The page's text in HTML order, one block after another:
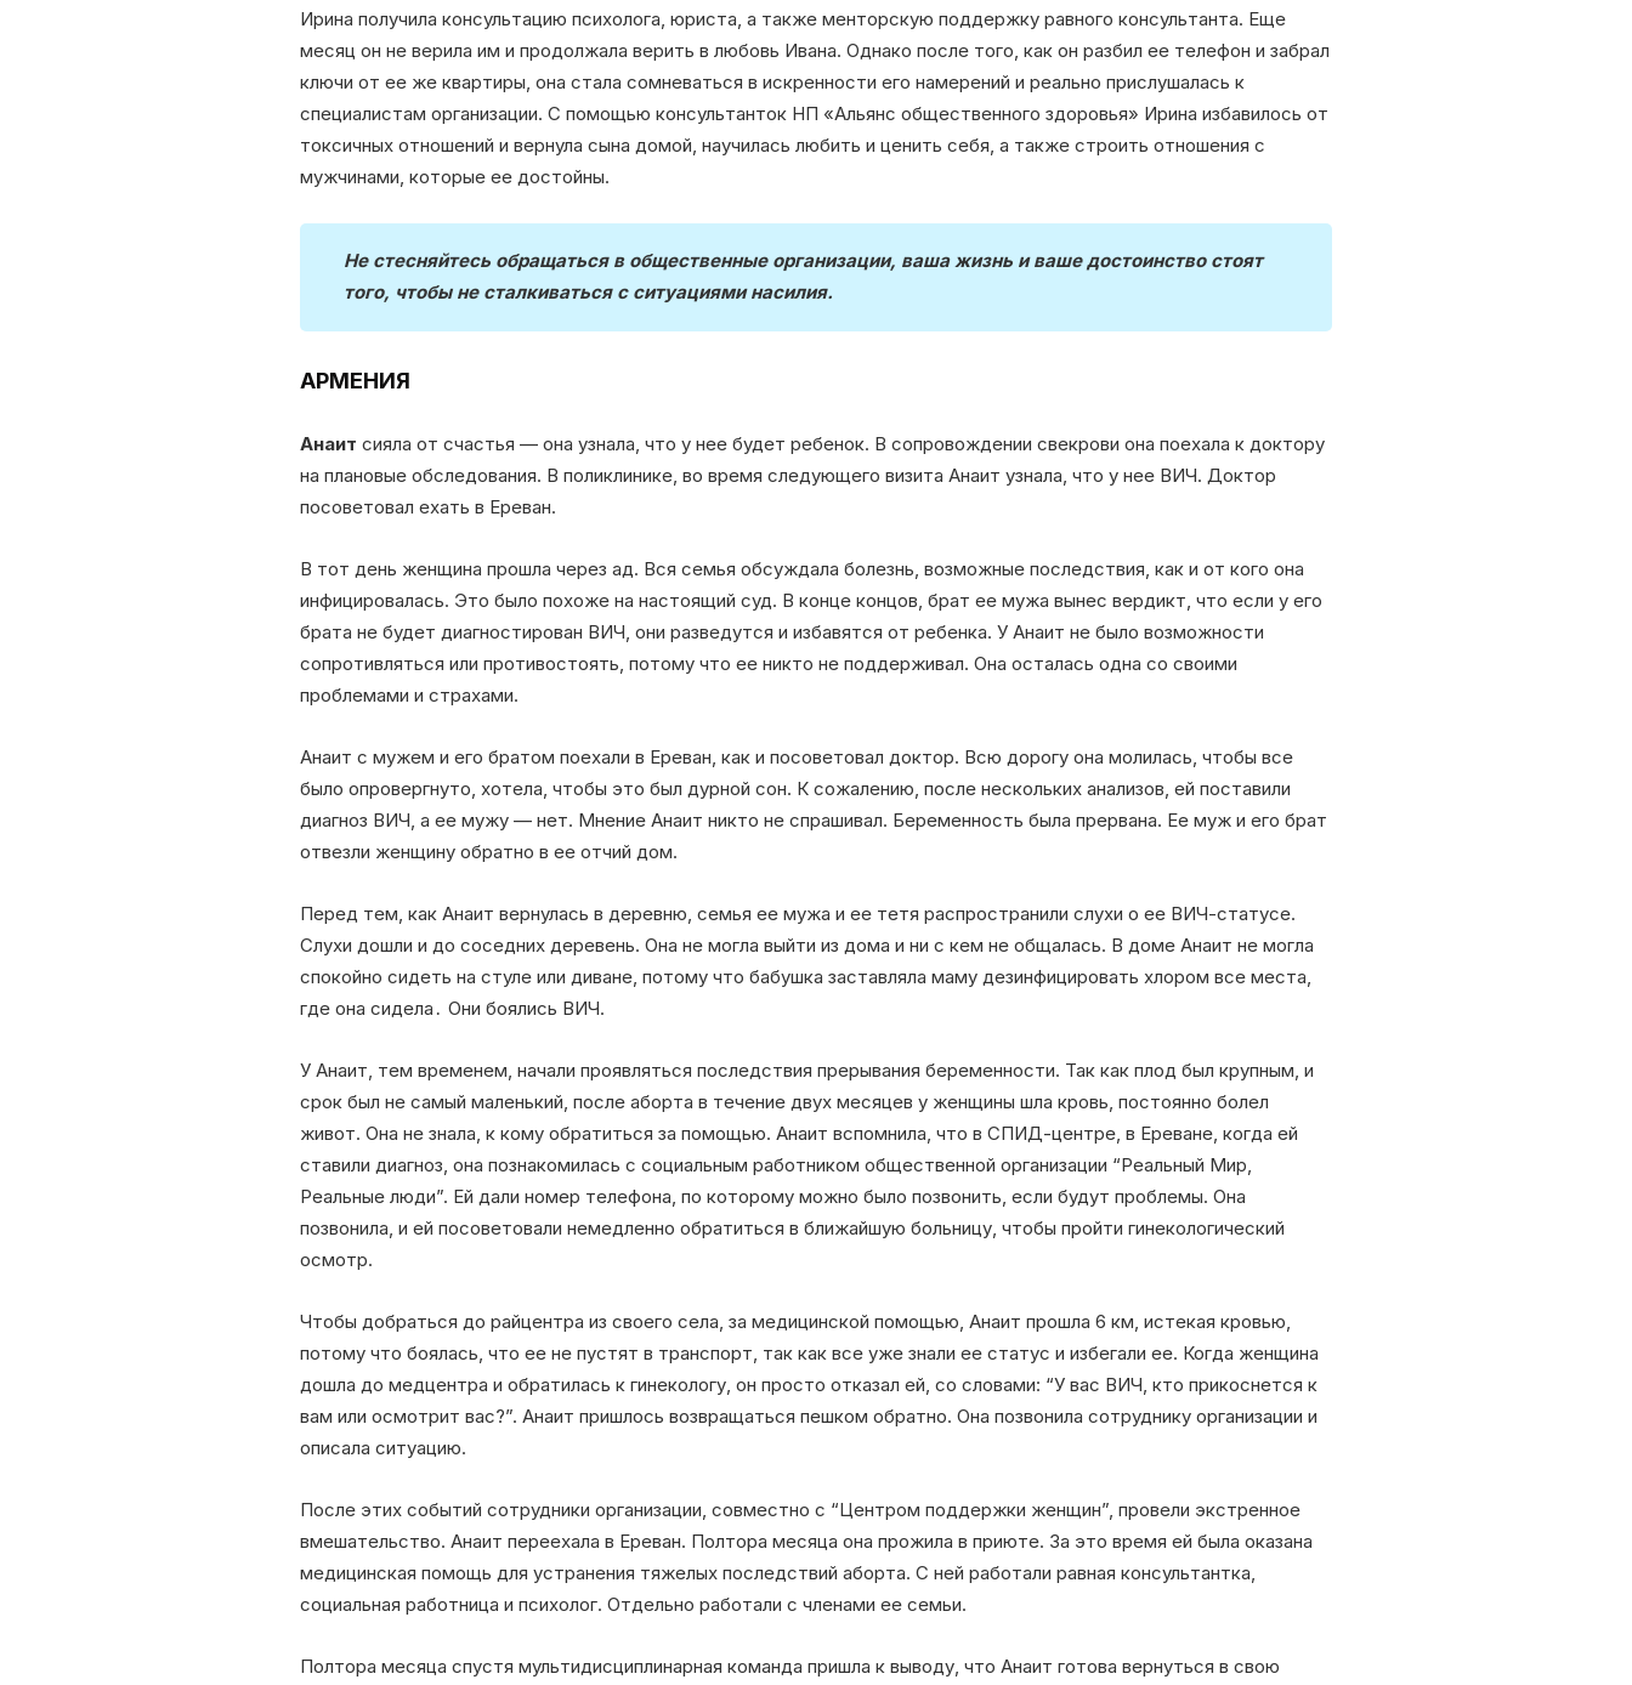
Ирина получила консультацию психолога, юриста, а также менторскую поддержку равного консультанта. Еще
месяц он не верила им и продолжала верить в любовь Ивана. Однако после того, как он разбил ее телефон и забрал
ключи от ее же квартиры, она стала сомневаться в искренности его намерений и реально прислушалась к
специалистам организации. С помощью консультанток НП «Альянс общественного здоровья» Ирина избавилось от
токсичных отношений и вернула сына домой, научилась любить и ценить себя, а также строить отношения с
мужчинами, которые ее достойны.
Не стесняйтесь обращаться в общественные организации, ваша жизнь и ваше достоинство стоят
того, чтобы не сталкиваться с ситуациями насилия.
АРМЕНИЯ
Анаит сияла от счастья — она узнала, что у нее будет ребенок. В сопровождении свекрови она поехала к доктору
на плановые обследования. В поликлинике, во время следующего визита Анаит узнала, что у нее ВИЧ. Доктор
посоветовал ехать в Ереван.
В тот день женщина прошла через ад. Вся семья обсуждала болезнь, возможные последствия, как и от кого она
инфицировалась. Это было похоже на настоящий суд. В конце концов, брат ее мужа вынес вердикт, что если у его
брата не будет диагностирован ВИЧ, они разведутся и избавятся от ребенка. У Анаит не было возможности
сопротивляться или противостоять, потому что ее никто не поддерживал. Она осталась одна со своими
проблемами и страхами.
Анаит с мужем и его братом поехали в Ереван, как и посоветовал доктор. Всю дорогу она молилась, чтобы все
было опровергнуто, хотела, чтобы это был дурной сон. К сожалению, после нескольких анализов, ей поставили
диагноз ВИЧ, а ее мужу — нет. Мнение Анаит никто не спрашивал. Беременность была прервана. Ее муж и его брат
отвезли женщину обратно в ее отчий дом.
Перед тем, как Анаит вернулась в деревню, семья ее мужа и ее тетя распространили слухи о ее ВИЧ-статусе.
Слухи дошли и до соседних деревень. Она не могла выйти из дома и ни с кем не общалась. В доме Анаит не могла
спокойно сидеть на стуле или диване, потому что бабушка заставляла маму дезинфицировать хлором все места,
где она сидела․ Они боялись ВИЧ.
У Анаит, тем временем, начали проявляться последствия прерывания беременности. Так как плод был крупным, и
срок был не самый маленький, после аборта в течение двух месяцев у женщины шла кровь, постоянно болел
живот. Она не знала, к кому обратиться за помощью. Анаит вспомнила, что в СПИД-центре, в Ереване, когда ей
ставили диагноз, она познакомилась с социальным работником общественной организации “Реальный Мир,
Реальные люди”. Ей дали номер телефона, по которому можно было позвонить, если будут проблемы. Она
позвонила, и ей посоветовали немедленно обратиться в ближайшую больницу, чтобы пройти гинекологический
осмотр.
Чтобы добраться до райцентра из своего села, за медицинской помощью, Анаит прошла 6 км, истекая кровью,
потому что боялась, что ее не пустят в транспорт, так как все уже знали ее статус и избегали ее. Когда женщина
дошла до медцентра и обратилась к гинекологу, он просто отказал ей, со словами: “У вас ВИЧ, кто прикоснется к
вам или осмотрит вас?”. Анаит пришлось возвращаться пешком обратно. Она позвонила сотруднику организации и
описала ситуацию.
После этих событий сотрудники организации, совместно с “Центром поддержки женщин”, провели экстренное
вмешательство. Анаит переехала в Ереван. Полтора месяца она прожила в приюте. За это время ей была оказана
медицинская помощь для устранения тяжелых последствий аборта. С ней работали равная консультантка,
социальная работница и психолог. Отдельно работали с членами ее семьи.
Полтора месяца спустя мультидисциплинарная команда пришла к выводу, что Анаит готова вернуться в свою